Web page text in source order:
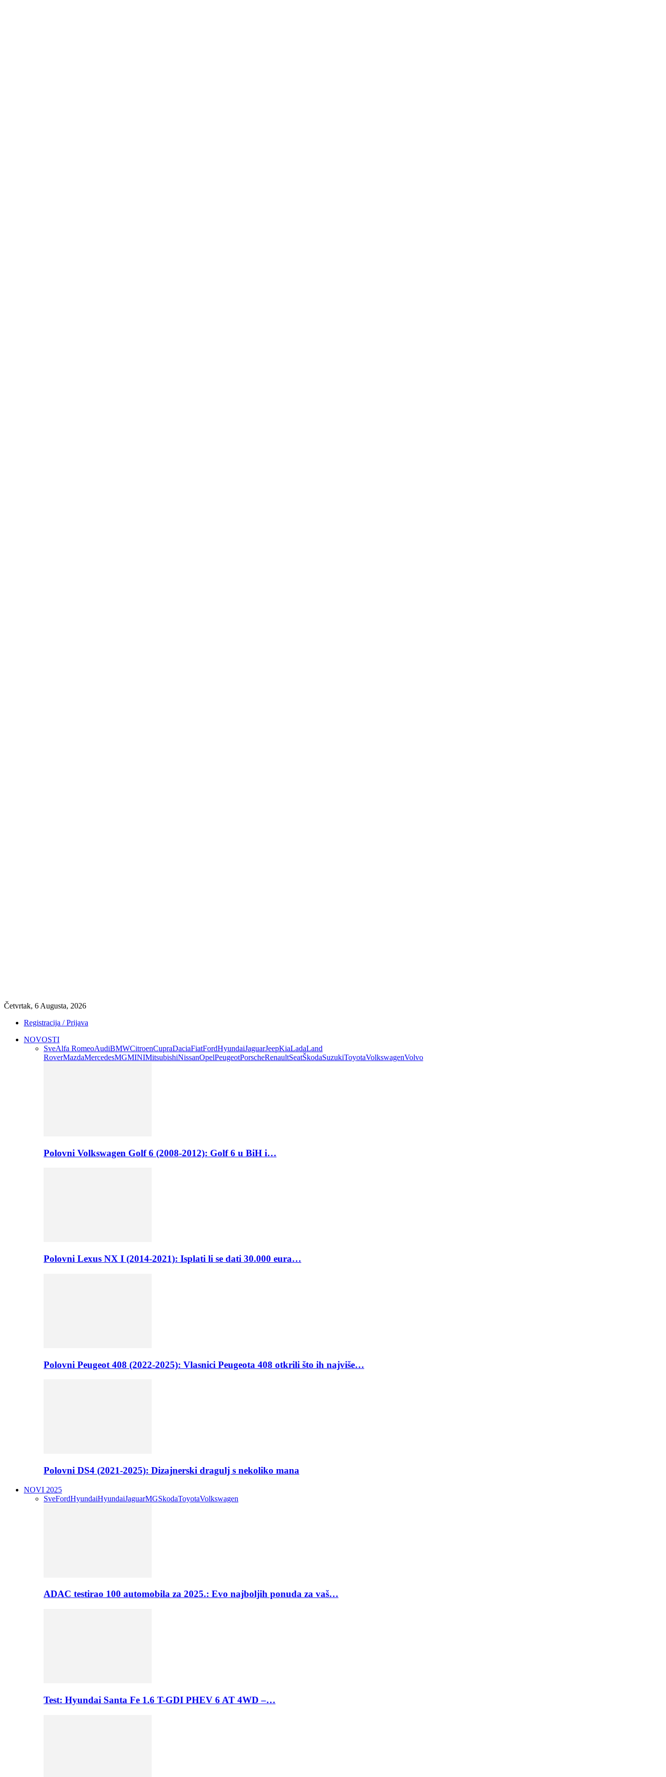
Četvrtak, 6 Augusta, 2026
Registracija / Prijava
NOVOSTI
SveAlfa RomeoAudiBMWCitroenCupraDaciaFiatFordHyundaiJaguarJeepKiaLadaLand
RoverMazdaMercedesMGMINIMitsubishiNissanOpelPeugeotPorscheRenaultSeatŠkodaSuzukiToyotaVolkswagenVolvo
Polovni Volkswagen Golf 6 (2008-2012): Golf 6 u BiH i…
Polovni Lexus NX I (2014-2021): Isplati li se dati 30.000 eura…
Polovni Peugeot 408 (2022-2025): Vlasnici Peugeota 408 otkrili što ih najviše…
Polovni DS4 (2021-2025): Dizajnerski dragulj s nekoliko mana
NOVI 2025
SveFordHyundaiHyundaiJaguarMGSkodaToyotaVolkswagen
ADAC testirao 100 automobila za 2025.: Evo najboljih ponuda za vaš…
Test: Hyundai Santa Fe 1.6 T-GDI PHEV 6 AT 4WD –…